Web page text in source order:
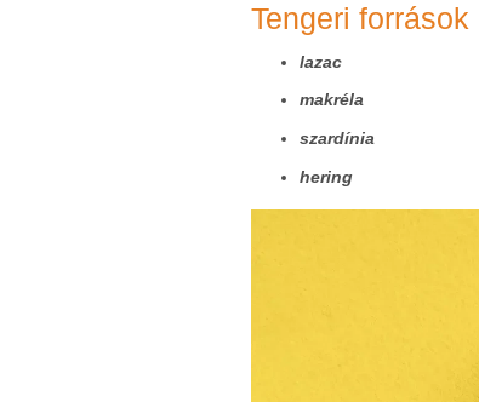
Tengeri források
lazac
makréla
szardínia
hering